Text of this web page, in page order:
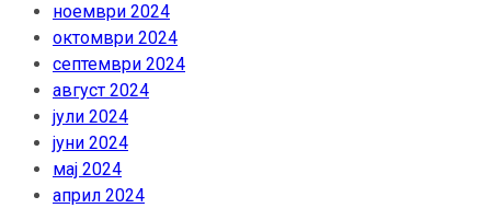
ноември 2024
октомври 2024
септември 2024
август 2024
јули 2024
јуни 2024
мај 2024
април 2024